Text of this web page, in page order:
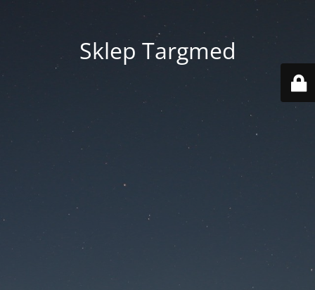
Sklep Targmed